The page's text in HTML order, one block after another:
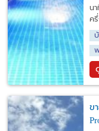
นา
ครึ่
ข